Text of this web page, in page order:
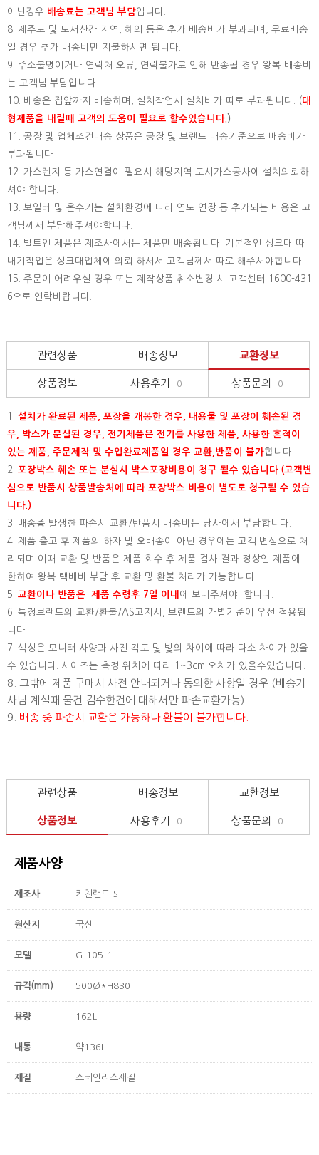
아닌경우 배송료는 고객님 부담입니다.
8. 제주도 및 도서산간 지역, 해외 등은 추가 배송비가 부과되며, 무료배송
일 경우 추가 배송비만 지불하시면 됩니다.
9. 주소불명이거나 연락처 오류, 연락불가로 인해 반송될 경우 왕복 배송비
는 고객님 부담입니다.
10. 배송은 집앞까지 배송하며, 설치작업시 설치비가 따로 부과됩니다. (대
형제품을 내릴때 고객의 도움이 필요로 할수있습니다. )
11. 공장 및 업체조건배송 상품은 공장 및 브랜드 배송기준으로 배송비가
부과됩니다.
12. 가스렌지 등 가스연결이 필요시 해당지역 도시가스공사에 설치의뢰하
셔야 합니다.
13. 보일러 및 온수기는 설치환경에 따라 연도 연장 등 추가되는 비용은 고
객님께서 부담해주셔야합니다.
14. 빌트인 제품은 제조사에서는 제품만 배송됩니다. 기본적인 싱크대 따
내기작업은 싱크대업체에 의뢰 하셔서 고객님께서 따로 해주셔야합니다.
15. 주문이 어려우실 경우 또는 제작상품 취소변경 시 고객센터 1600-431
6으로 연락바랍니다.
관련상품 배송정보 교환정보
상품정보 사용후기 0 상품문의 0
1. 설치가 완료된 제품, 포장을 개봉한 경우, 내용물 및 포장이 훼손된 경
우, 박스가 분실된 경우, 전기제품은 전기를 사용한 제품, 사용한 흔적이
있는 제품, 주문제작 및 수입완료제품일 경우 교환,반품이 불가합니다.
2. 포장박스 훼손 또는 분실시 박스포장비용이 청구 될수 있습니다 (고객변
심으로 반품시 상품발송처에 따라 포장박스 비용이 별도로 청구될 수 있습
니다.)
3. 배송중 발생한 파손시 교환/반품시 배송비는 당사에서 부담합니다.
4. 제품 출고 후 제품의 하자 및 오배송이 아닌 경우에는 고객 변심으로 처
리되며 이때 교환 및 반품은 제품 회수 후 제품 검사 결과 정상인 제품에
한하여 왕복 택배비 부담 후 교환 및 환불 처리가 가능합니다.
5. 교환이나 반품은 제품 수령후 7일 이내 에 보내주셔야 합니다.
6. 특정브랜드의 교환/환불/AS고지시, 브랜드의 개별기준이 우선 적용됩
니다.
7. 색상은 모니터 사양과 사진 각도 및 빛의 차이에 따라 다소 차이가 있을
수 있습니다. 사이즈는 측정 위치에 따라 1~3cm 오차가 있을수있습니다.
8. 그밖에 제품 구매시 사전 안내되거나 동의한 사항일 경우 (배송기
사님 계실때 물건 검수한건에 대해서만 파손교환가능)
9. 배송 중 파손시 교환은 가능하나 환불이 불가합니다.
관련상품 배송정보 교환정보
상품정보 사용후기 0 상품문의 0
제품사양
제조사 키친랜드-S
원산지 국산
모델 G-105-1
규격(mm) 500Ø*H830
용량 162L
내통 약136L
재질 스테인리스재질